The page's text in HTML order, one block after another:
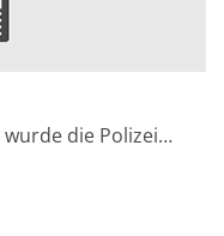
die Polizei…